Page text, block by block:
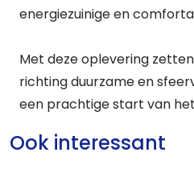
energiezuinige en
Met deze oplevering
richting duurzame en
een prachtige start van
Ook interessant